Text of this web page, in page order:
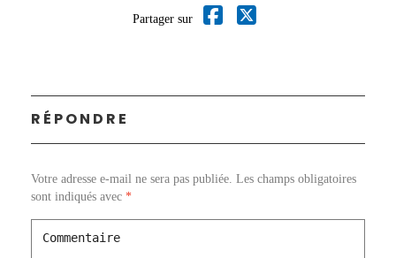
Partager sur
RÉPONDRE
Votre adresse e-mail ne sera pas publiée. Les champs obligatoires
sont indiqués avec *